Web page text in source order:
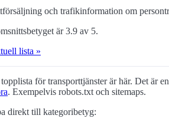
och trafikinformation om
är 3.9 av 5.
lista »
för transport­tjänster är här. Det är
. Exempelvis robots.txt och sitemaps.
direkt till kategoribetyg: